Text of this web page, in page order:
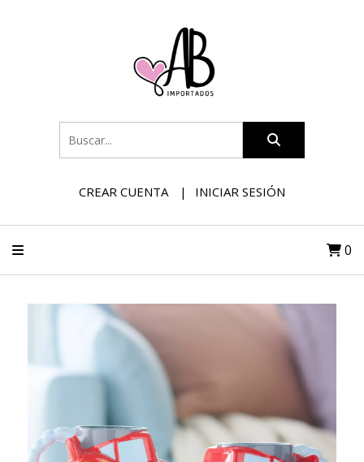
CREAR CUENTA INICIAR SESIÓN
0